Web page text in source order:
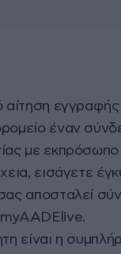
αίτηση
έναν
με
εισάγετε
αποσταλεί
είναι η